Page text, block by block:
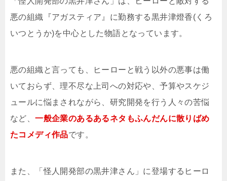
悪の組織『アガスティア』に勤務する黒井津燈香(くろ
いつとうか)を中心とした物語となっています。
悪の組織と言っても、ヒーローと戦う以外の悪事は働
いておらず、理不尽な上司への対応や、予算やスケジ
ュールに悩まされながら、研究開発を行う人々の苦悩
など、一般企業のあるあるネタもふんだんに散りばめ
たコメディ作品です。
また、「怪人開発部の黒井津さん」に登場するヒーロ